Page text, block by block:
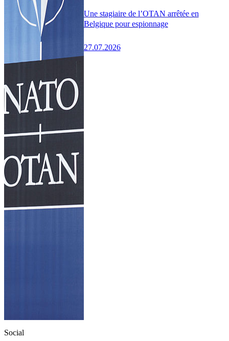
Une stagiaire de l’OTAN arrêtée en
Belgique pour espionnage
27.07.2026
Social